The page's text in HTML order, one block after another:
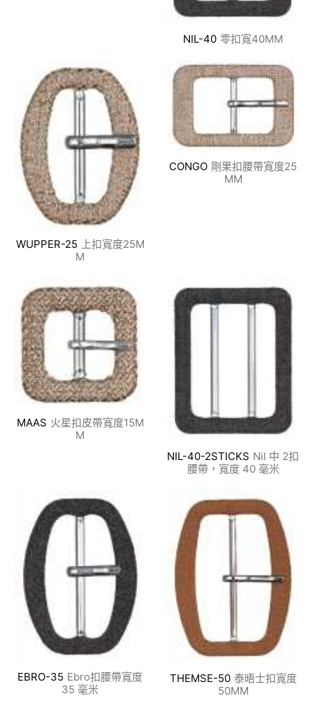
NIL-40 零扣寬40MM
WUPPER-25
上扣寬度25M
M
CONGO 剛果扣腰帶寬度25
MM
MAAS 火星扣皮帶寬度15M
M
NIL-40-2STICKS Nil 中 2扣
腰帶，寬度 40 毫米
EBRO-35 Ebro扣腰帶寬度
35 毫米
THEMSE-50 泰晤士扣寬度
50MM